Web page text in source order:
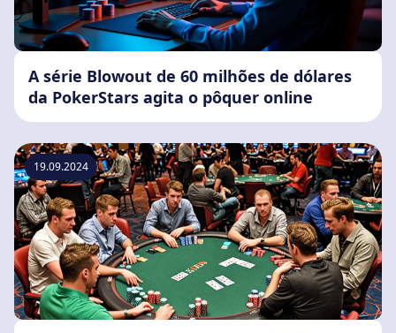
A série Blowout de 60 milhões de dólares
da PokerStars agita o pôquer online
19.09.2024